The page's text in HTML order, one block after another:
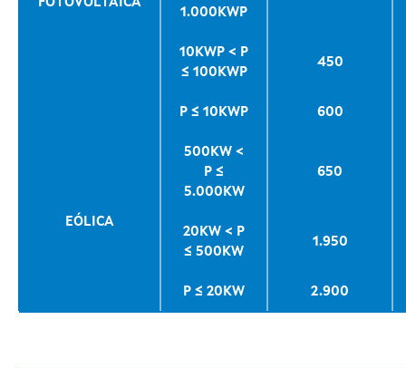
FOTOVOLTAICA
1.000KWP
10KWP < P
≤ 100KWP
450
P ≤ 10KWP 600
EÓLICA
500KW <
P ≤
5.000KW
650
20KW < P
≤ 500KW
1.950
P ≤ 20KW 2.900